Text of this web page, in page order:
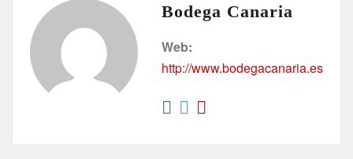
Bodega Canaria
Web:
http://www.bodegacanaria.es